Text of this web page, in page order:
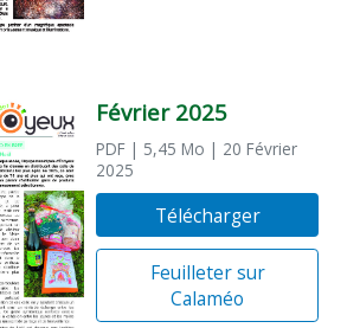
Février 2025
PDF | 5,45 Mo | 20 Février
2025
Télécharger
Feuilleter sur
Calaméo